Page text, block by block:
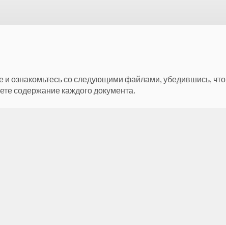
и ознакомьтесь со следующими файлами, убедившись, что
содержание каждого документа.